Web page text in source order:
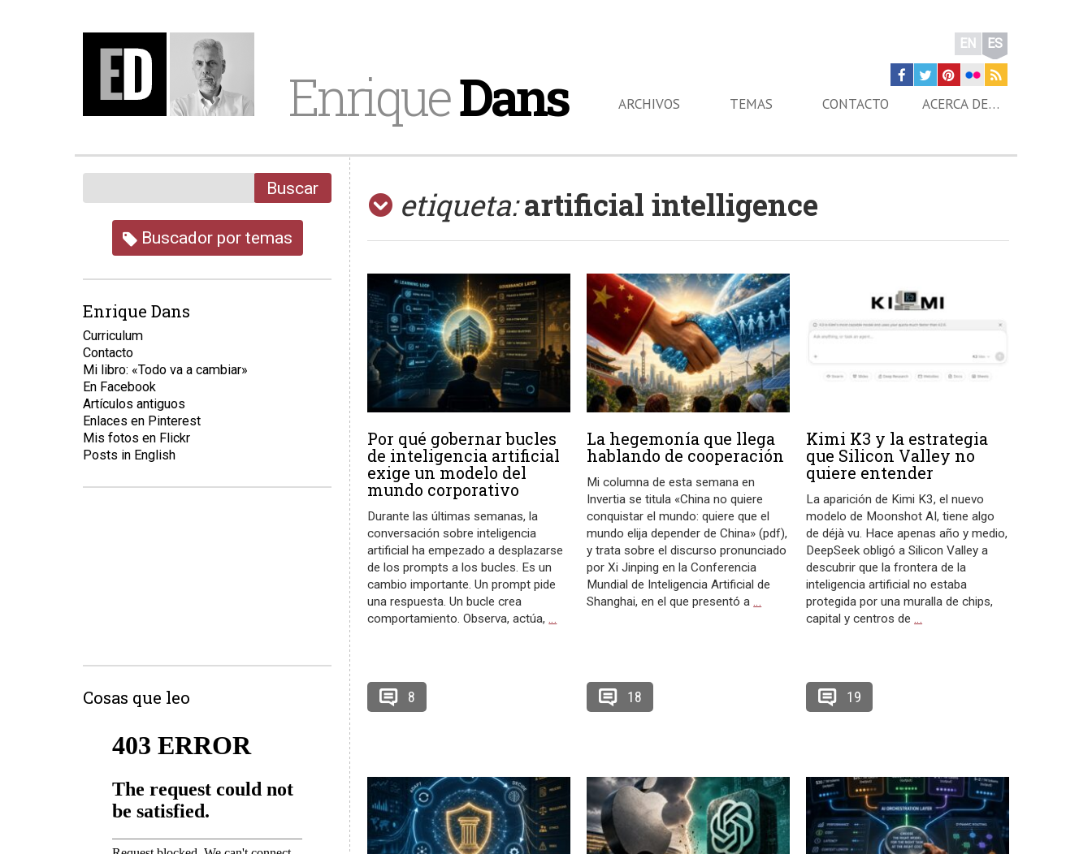
EnriqueDans
EN ES
ARCHIVOS TEMAS CONTACTO ACERCA DE…
etiqueta: artificial intelligence
Por qué gobernar bucles
de inteligencia artificial
exige un modelo del
mundo corporativo
Durante las últimas semanas, la
conversación sobre inteligencia
artificial ha empezado a desplazarse
de los prompts a los bucles. Es un
cambio importante. Un prompt pide
una respuesta. Un bucle crea
comportamiento. Observa, actúa,…
8
La hegemonía que llega
hablando de cooperación
Mi columna de esta semana en
Invertia se titula «China no quiere
conquistar el mundo: quiere que el
mundo elija depender de China» (pdf),
y trata sobre el discurso pronunciado
por Xi Jinping en la Conferencia
Mundial de Inteligencia Artificial de
Shanghai, en el que presentó a…
18
Kimi K3 y la estrategia
que Silicon Valley no
quiere entender
La aparición de Kimi K3, el nuevo
modelo de Moonshot AI, tiene algo
de déjà vu. Hace apenas año y medio,
DeepSeek obligó a Silicon Valley a
descubrir que la frontera de la
inteligencia artificial no estaba
protegida por una muralla de chips,
capital y centros de…
19
Buscar
Buscador por temas
Enrique Dans
Curriculum
Contacto
Mi libro: «Todo va a cambiar»
En Facebook
Artículos antiguos
Enlaces en Pinterest
Mis fotos en Flickr
Posts in English
Cosas que leo